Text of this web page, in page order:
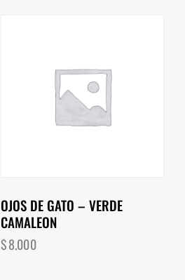
OJOS DE GATO – VERDE
CAMALEON
$8,000